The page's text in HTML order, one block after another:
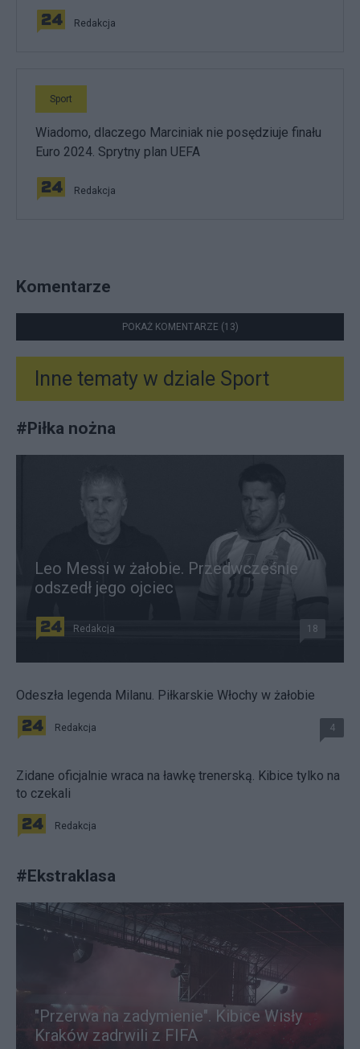
Redakcja
Sport
Wiadomo, dlaczego Marciniak nie posędziuje finału
Euro 2024. Sprytny plan UEFA
Redakcja
Komentarze
POKAŻ KOMENTARZE (13)
Inne tematy w dziale Sport
#Piłka nożna
Leo Messi w żałobie. Przedwcześnie
odszedł jego ojciec
Redakcja 18
Odeszła legenda Milanu. Piłkarskie Włochy w żałobie
Redakcja 4
Zidane oficjalnie wraca na ławkę trenerską. Kibice tylko na
to czekali
Redakcja
#Ekstraklasa
"Przerwa na zadymienie". Kibice Wisły
Kraków zadrwili z FIFA